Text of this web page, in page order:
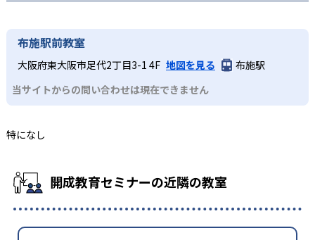
布施駅前教室
大阪府東大阪市足代2丁目3-1 4F 地図を見る
布施駅
当サイトからの問い合わせは現在できません
特になし
開成教育セミナーの近隣の教室